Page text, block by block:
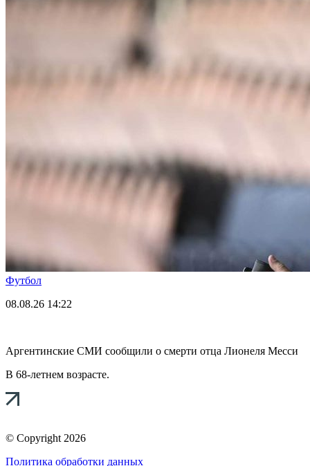
Футбол
08.08.26 14:22
Аргентинские СМИ сообщили о смерти отца Лионеля Месси
В 68-летнем возрасте.
© Copyright 2026
Политика обработки данных